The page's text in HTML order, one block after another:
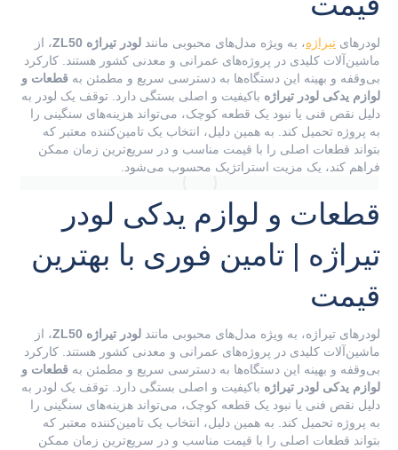
لودرهای تیراژه، به ویژه مدل‌های محبوبی مانند لودر تیراژه ZL50
، از
ماشین‌آلات کلیدی در پروژه‌های عمرانی و معدنی کشور هستند. کارکرد
بی‌وقفه و بهینه این دستگاه‌ها به دسترسی سریع و مطمئن به قطعات و
لوازم یدکی لودر تیراژه باکیفیت و اصلی بستگی دارد. توقف یک لودر به
دلیل نقص فنی یا نبود یک قطعه کوچک، می‌تواند هزینه‌های سنگینی را
به پروژه تحمیل کند. به همین دلیل، انتخاب یک تامین‌کننده معتبر که
بتواند قطعات اصلی را با قیمت مناسب و در سریع‌ترین زمان ممکن
فراهم کند، یک مزیت استراتژیک محسوب می‌شود.
قطعات و لوازم یدکی لودر
تیراژه | تامین فوری با بهترین
قیمت
لودرهای تیراژه، به ویژه مدل‌های محبوبی مانند لودر تیراژه ZL50
، از
ماشین‌آلات کلیدی در پروژه‌های عمرانی و معدنی کشور هستند. کارکرد
بی‌وقفه و بهینه این دستگاه‌ها به دسترسی سریع و مطمئن به قطعات و
لوازم یدکی لودر تیراژه باکیفیت و اصلی بستگی دارد. توقف یک لودر به
دلیل نقص فنی یا نبود یک قطعه کوچک، می‌تواند هزینه‌های سنگینی را
به پروژه تحمیل کند. به همین دلیل، انتخاب یک تامین‌کننده معتبر که
بتواند قطعات اصلی را با قیمت مناسب و در سریع‌ترین زمان ممکن